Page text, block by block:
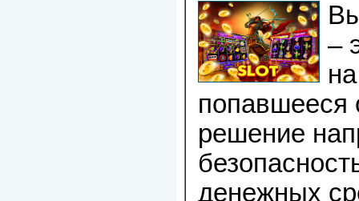
–
попавшееся
решение
денежных